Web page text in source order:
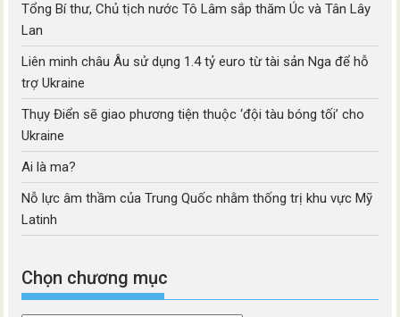
Tổng Bí thư, Chủ tịch nước Tô Lâm sắp thăm Úc và Tân Lây
Lan
Liên minh châu Âu sử dụng 1.4 tỷ euro từ tài sản Nga để hỗ
trợ Ukraine
Thụy Điển sẽ giao phương tiện thuộc ‘đội tàu bóng tối’ cho
Ukraine
Ai là ma?
Nỗ lực âm thầm của Trung Quốc nhằm thống trị khu vực Mỹ
Latinh
Chọn chương mục